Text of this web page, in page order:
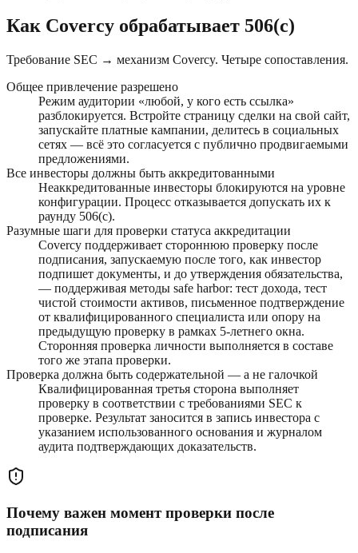
Как Covercy обрабатывает 506(c)
Требование SEC → механизм Covercy. Четыре сопоставления.
Общее привлечение разрешено
Режим аудитории «любой, у кого есть ссылка»
разблокируется. Встройте страницу сделки на свой сайт,
запускайте платные кампании, делитесь в социальных
сетях — всё это согласуется с публично продвигаемыми
предложениями.
Все инвесторы должны быть аккредитованными
Неаккредитованные инвесторы блокируются на уровне
конфигурации. Процесс отказывается допускать их к
раунду 506(c).
Разумные шаги для проверки статуса аккредитации
Covercy поддерживает стороннюю проверку после
подписания, запускаемую после того, как инвестор
подпишет документы, и до утверждения обязательства,
— поддерживая методы safe harbor: тест дохода, тест
чистой стоимости активов, письменное подтверждение
от квалифицированного специалиста или опору на
предыдущую проверку в рамках 5-летнего окна.
Сторонняя проверка личности выполняется в составе
того же этапа проверки.
Проверка должна быть содержательной — а не галочкой
Квалифицированная третья сторона выполняет
проверку в соответствии с требованиями SEC к
проверке. Результат заносится в запись инвестора с
указанием использованного основания и журналом
аудита подтверждающих доказательств.
Почему важен момент проверки после
подписания